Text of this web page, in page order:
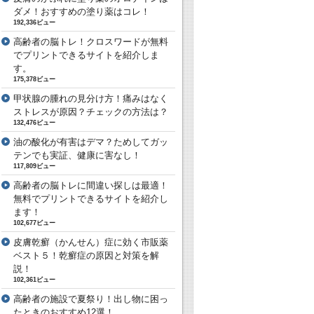
ダメ！おすすめの塗り薬はコレ！
192,336ビュー
高齢者の脳トレ！クロスワードが無料
でプリントできるサイトを紹介しま
す。
175,378ビュー
甲状腺の腫れの見分け方！痛みはなく
ストレスが原因？チェックの方法は？
132,476ビュー
油の酸化が有害はデマ？ためしてガッ
テンでも実証、健康に害なし！
117,809ビュー
高齢者の脳トレに間違い探しは最適！
無料でプリントできるサイトを紹介し
ます！
102,677ビュー
皮膚乾癬（かんせん）症に効く市販薬
ベスト５！乾癬症の原因と対策を解
説！
102,361ビュー
高齢者の施設で夏祭り！出し物に困っ